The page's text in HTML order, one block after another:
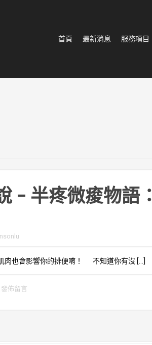
首頁 最新消息 服務項目
– 半疼微痠物語：
肉也會影響你的排便唷！ 不知道你有沒 […]
發佈留言